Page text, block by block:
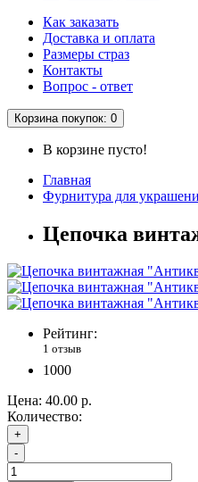
Как заказать
Доставка и оплата
Размеры страз
Контакты
Вопрос - ответ
Корзина покупок: 0
В корзине пусто!
Главная
Фурнитура для
Цепочка
Рейтинг:
1 отзыв
1000
Цена: 40.00 р.
Количество:
+
-